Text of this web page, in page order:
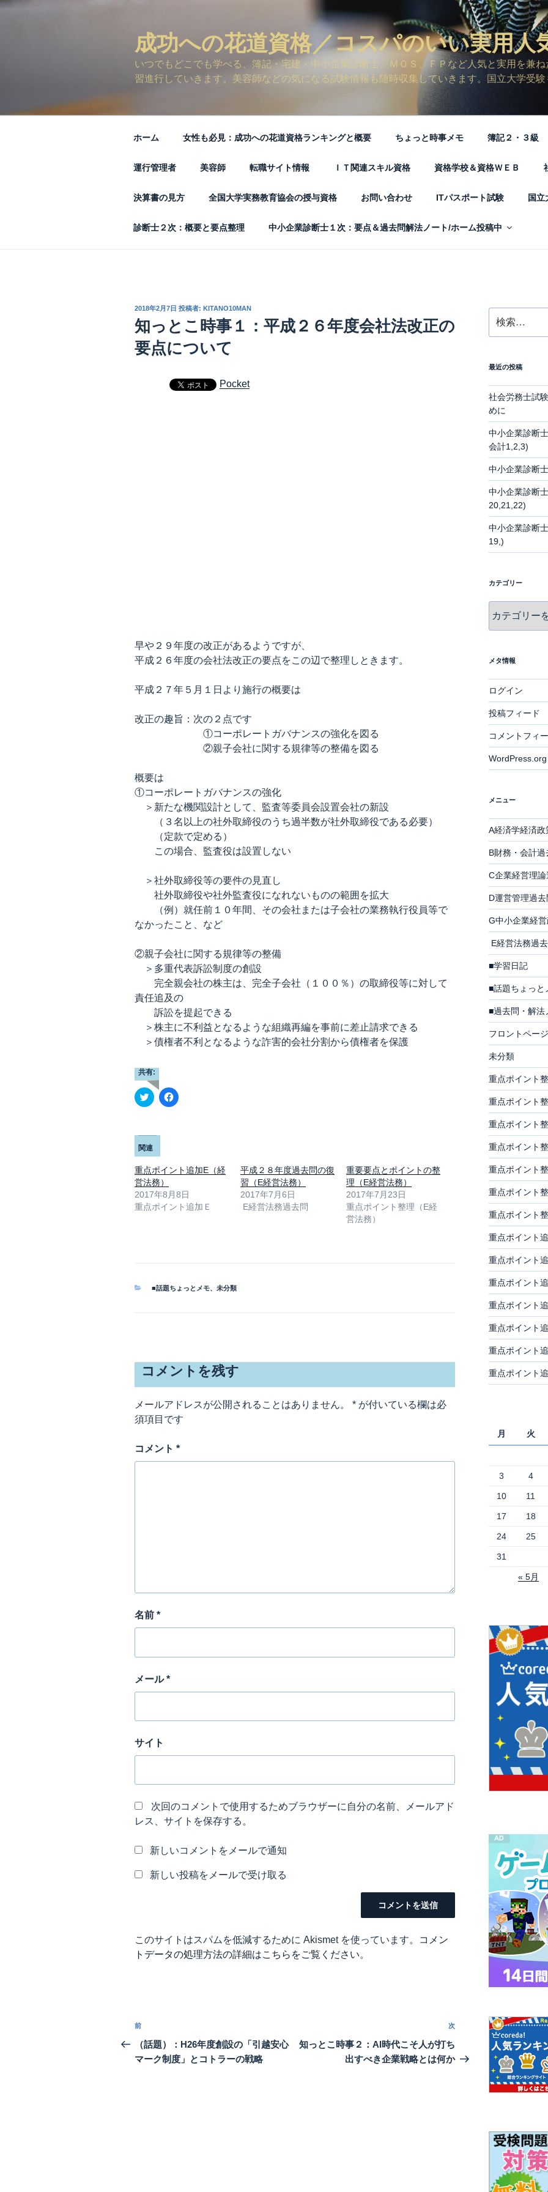
コ
成功への花道資格／コスパのいい実用人
いつでもどこでも学べる、簿記・宅建・中小企業診断士、ＭＯＳ、ＦＰなど人気と実用を兼
習進行していきます。美容師などの気になる試験情報も随時収集していきます。国立大学受
ホーム 女性も必見：成功への花道資格ランキングと概要 ちょっと時事メモ 簿記２・３級
運行管理者 美容師 転職サイト情報 ＩＴ関連スキル資格 資格学校＆資格ＷＥＢ
決算書の見方 全国大学実務教育協会の授与資格 お問い合わせ ITパスポート試験 国立
診断士２次：概要と要点整理 中小企業診断士１次：要点＆過去問解法ノート/ホーム投稿中
投
稿
日:
2018年2月7日 投稿者: KITANO10MAN
知っとこ時事１：平成２６年度会社法改正の
要点について
Pocket
早や２９年度の改正があるようですが、
平成２６年度の会社法改正の要点をこの辺で整理しときます。
平成２７年５月１日より施行の概要は
改正の趣旨：次の２点です
①コーポレートガバナンスの強化を図る
②親子会社に関する規律等の整備を図る
概要は
①コーポレートガバナンスの強化
＞新たな機関設計として、監査等委員会設置会社の新設
（３名以上の社外取締役のうち過半数が社外取締役である必要）
（定款で定める）
この場合、監査役は設置しない
＞社外取締役等の要件の見直し
社外取締役や社外監査役になれないものの範囲を拡大
（例）就任前１０年間、その会社または子会社の業務執行役員等で
なかったこと、など
②親子会社に関する規律等の整備
＞多重代表訴訟制度の創設
完全親会社の株主は、完全子会社（１００％）の取締役等に対して
責任追及の
訴訟を提起できる
＞株主に不利益となるような組織再編を事前に差止請求できる
＞債権者不利となるような詐害的会社分割から債権者を保護
共有:
ク
リ
て
T
w
i
t
t
e
r
で
共
有
ィ
ウ
で
き
F
a
共
有
る
に
は
ク
く
い
(
し
で
開
ま
関連
重点ポイント追加E（経
営法務）
2017年8月8日
重点ポイント追加Ｅ
平成２８年度過去問の復
習（E経営法務）
2017年7月6日
E経営法務過去問
重要要点とポイントの整
理（E経営法務）
2017年7月23日
重点ポイント整理（E経
営法務）
カ
■話題ちょっとメモ、 未分類
コメントを残す
メールアドレスが公開されることはありません。 * が付いている欄は必
須項目です
コメント *
名前 *
メール*
サイト
次回のコメントで使用するためブラウザーに自分の名前、メールアド
レス、サイトを保存する。
新しいコメントをメールで通知
新しい投稿をメールで受け取る
このサイトはスパムを低減するために Akismet を使っています。
コメン
トデータの処理方法の詳細はこちらをご覧ください。
投
稿
ナ
前
の
投
前
（話題）：H26年度創設の「引越安心
マーク制度」とコトラーの戦略
次
投
次
知っとこ時事２：AI時代こそ人が打ち
出すべき企業戦略とは何か
索:
最近の投稿
社会労務士試
めに
中小企業診断
会計1,2,3)
中小企業診断
中小企業診断
20,21,22)
中小企業診断
19,)
カテゴリー
テ
ー
メタ情報
ログイン
投稿フィード
コメントフィ
WordPress.org
メニュー
A経済学経済政
B財務・会計過
C企業経営理論
D運営管理過去
G中小企業経
E経営法務過
■学習日記
■話題ちょっと
■過去問・解法
フロントページ
未分類
重点ポイント
重点ポイント
重点ポイント
重点ポイント
重点ポイント
重点ポイント
重点ポイント
重点ポイント
重点ポイント
重点ポイント
重点ポイント
重点ポイント
重点ポイント
重点ポイント
月 火
3 4
10 11
17 18
24 25
31
« 5月